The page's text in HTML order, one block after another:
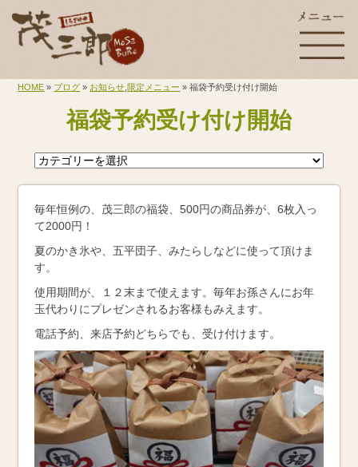
HOME » ブログ » お知らせ ,限定メニュー » 福袋予約受け付け開始
福袋予約受け付け開始
毎年恒例の、茂三郎の福袋、500円の商品券が、6枚入っ
て2000円！
夏のかき氷や、五平団子、みたらしなどに使って頂けま
す。
使用期間が、１２末まで使えます。毎年お孫さんにお年
玉代わりにプレゼンされるお客様もみえます。
電話予約、来店予約どちらでも、受け付けます。